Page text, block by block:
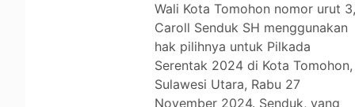
Wali Kota Tomohon nomor urut
Caroll Senduk SH menggunakan
hak pilihnya untuk Pilkada
Serentak 2024 di Kota Tomohon,
Sulawesi Utara, Rabu 27
November 2024. Senduk, yang